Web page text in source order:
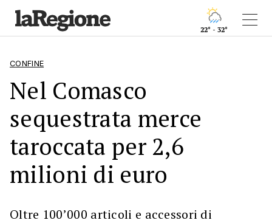
22° - 32°
CONFINE
Nel Comasco
sequestrata merce
taroccata per 2,6
milioni di euro
Oltre 100’000 articoli e accessori di